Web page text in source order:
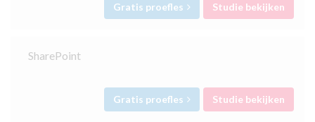
Gratis proefles Studie bekijken
SharePoint
Gratis proefles Studie bekijken